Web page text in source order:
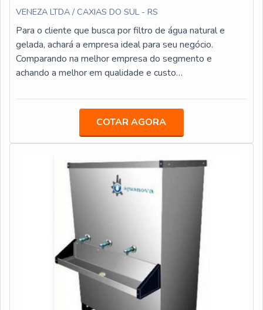
VENEZA LTDA / CAXIAS DO SUL - RS
Para o cliente que busca por filtro de água natural e
gelada, achará a empresa ideal para seu negócio.
Comparando na melhor empresa do segmento e
achando a melhor em qualidade e custo
ÁGUA NATURAL E GELADAQuem quer encontrar filtro
na Veneza Filtros. A empresa atua com purificador de
água IBBL FR600 Speciale e refil filtro carbon block,
garantindo a satisfação da venda à entrega final, com
foco total na qualidade.Sem perder o foco em filtro de
água natural e gelada, mais do que visar apenas
lucratividade, deve oferecer produtos e serviços que
tenham ótima qualidade e precisão, pontos importantes
que ficam de fora no planejamento de empresas que
visam apenas o lucro, deixando a desejar nos outros
fatores.É importante lembrar que o produto deve
sempre ser adquirido com empresas especializadas no
segmento. Esse tipo de cuidado ajuda a garantir a
qualidade e durabilidade dos materiais, além de evitar
COTAR AGORA